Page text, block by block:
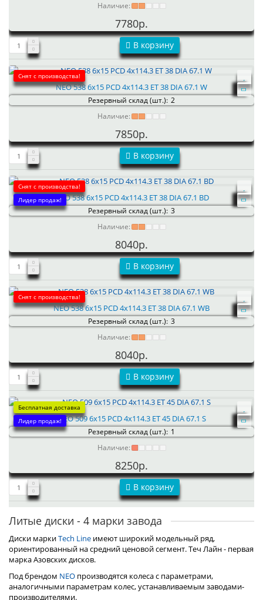
Наличие:
7780р.
В корзину
Снят с производства!
NEO 538 6x15 PCD 4x114.3 ET 38 DIA 67.1 W
Резервный склад (шт.): 2
Наличие:
7850р.
В корзину
Снят с производства!
Лидер продаж!NEO 538 6x15 PCD 4x114.3 ET 38 DIA 67.1 BD
Резервный склад (шт.): 3
Наличие:
8040р.
В корзину
Снят с производства!
NEO 538 6x15 PCD 4x114.3 ET 38 DIA 67.1 WB
Резервный склад (шт.): 3
Наличие:
8040р.
В корзину
Бесплатная доставка
Лидер продаж!NEO 509 6x15 PCD 4x114.3 ET 45 DIA 67.1 S
Резервный склад (шт.): 1
Наличие:
8250р.
В корзину
Литые диски - 4 марки завода
Диски маркиTech Line имеют широкий модельный ряд,
ориентированный на средний ценовой сегмент. Теч Лайн - первая
марка Азовских дисков.
Под брендом NEO производятся колеса с параметрами,
аналогичными параметрам колес, устанавливаемым заводами-
производителями.